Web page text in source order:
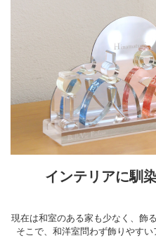
インテリアに馴
現在は和室のある家も少なく、飾
そこで、和洋室問わず飾りやすい